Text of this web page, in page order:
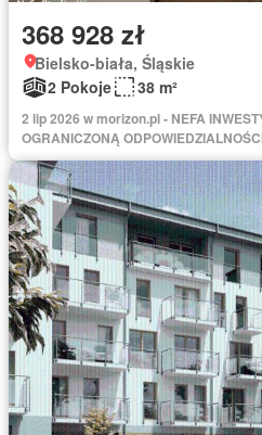
368 928 zł
Bielsko-biała, Śląskie
2 Pokoje
38 m²
2 lip 2026 w morizon.pl - NEFA
OGRANICZONĄ